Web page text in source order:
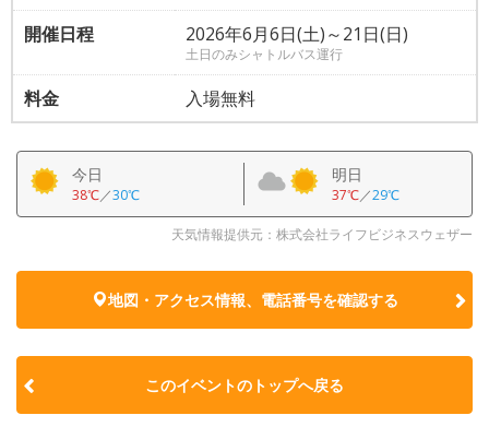
開催日程
2026年6月6日(土)～21日(日)
土日のみシャトルバス運行
料金 入場無料
今日
38℃／30℃
明日
37℃／29℃
天気情報提供元：株式会社ライフビジネスウェザー
地図・アクセス情報、電話番号を確認する
このイベントのトップへ戻る